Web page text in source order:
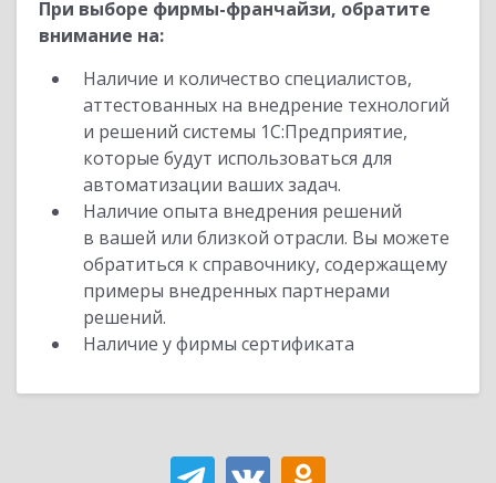
При выборе фирмы-франчайзи, обратите
внимание на:
Наличие и количество специалистов,
аттестованных на внедрение технологий
и решений системы 1С:Предприятие,
которые будут использоваться для
автоматизации ваших задач.
Наличие опыта внедрения решений
в вашей или близкой отрасли. Вы можете
обратиться к справочнику, содержащему
примеры внедренных партнерами
решений.
Наличие у фирмы сертификата